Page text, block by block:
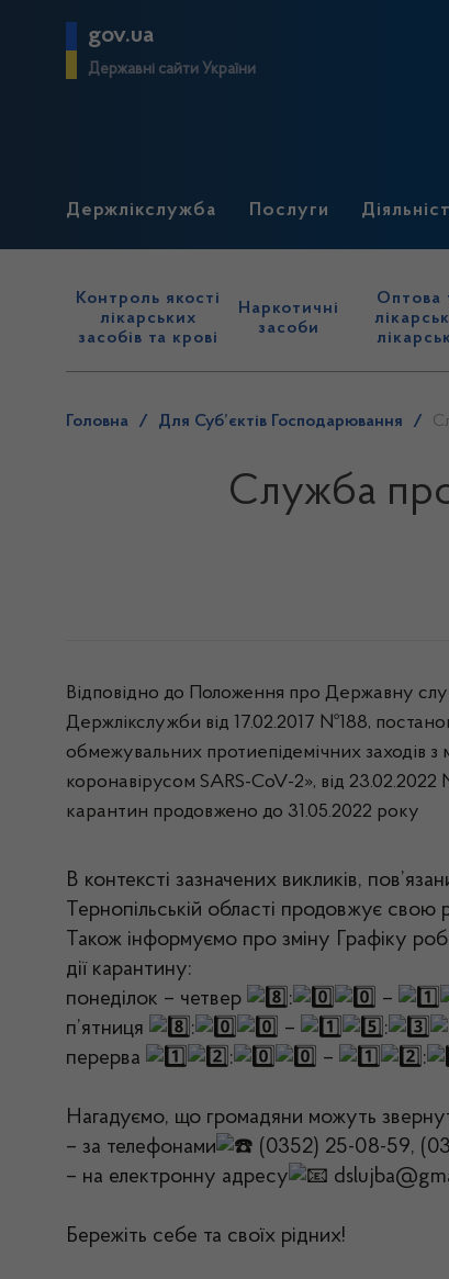
gov.ua
Державні сайти України
Держлікслужба Послуги
Контроль якості
лікарських
засобів та крові
Наркотичні
засоби
Оптова
Головна / Для Суб’єктів Господарювання /
Служба
Відповідно до Положення про Державну
Держлікслужби від 17.02.2017 №188,
обмежувальних протиепідемічних заходів
коронавірусом SARS-CoV-2», від
карантин продовжено до 31.05.2022 року
В контексті зазначених викликів,
Тернопільській області продовжує
Також інформуємо про зміну Графіку
дії карантину:
понеділок – четвер
: –
п’ятниця
: –
:
перерва
: – :
Нагадуємо, що громадяни можуть
– за телефонами
(0352) 25-08-59,
– на електронну адресу
Бережіть себе та своїх рідних!